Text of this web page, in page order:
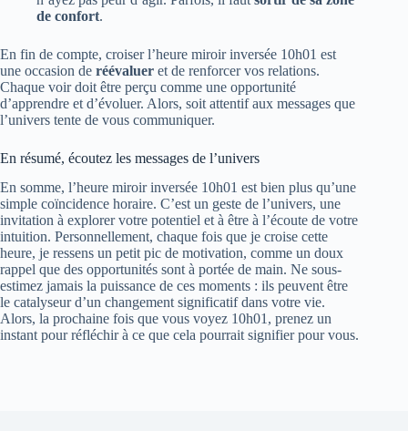
de confort.
En fin de compte, croiser l’heure miroir inversée 10h01 est
une occasion de réévaluer et de renforcer vos relations.
Chaque voir doit être perçu comme une opportunité
d’apprendre et d’évoluer. Alors, soit attentif aux messages que
l’univers tente de vous communiquer.
En résumé, écoutez les messages de l’univers
En somme, l’heure miroir inversée 10h01 est bien plus qu’une
simple coïncidence horaire. C’est un geste de l’univers, une
invitation à explorer votre potentiel et à être à l’écoute de votre
intuition. Personnellement, chaque fois que je croise cette
heure, je ressens un petit pic de motivation, comme un doux
rappel que des opportunités sont à portée de main. Ne sous-
estimez jamais la puissance de ces moments : ils peuvent être
le catalyseur d’un changement significatif dans votre vie.
Alors, la prochaine fois que vous voyez 10h01, prenez un
instant pour réfléchir à ce que cela pourrait signifier pour vous.